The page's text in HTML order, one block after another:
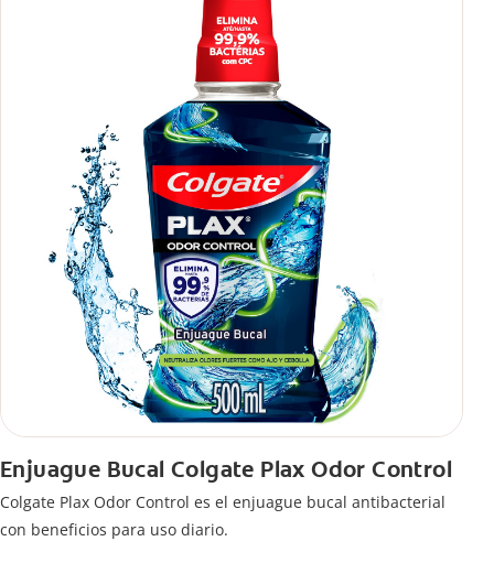
Enjuague Bucal Colgate Plax Odor Control
Colgate Plax Odor Control es el enjuague bucal antibacterial
con beneficios para uso diario.